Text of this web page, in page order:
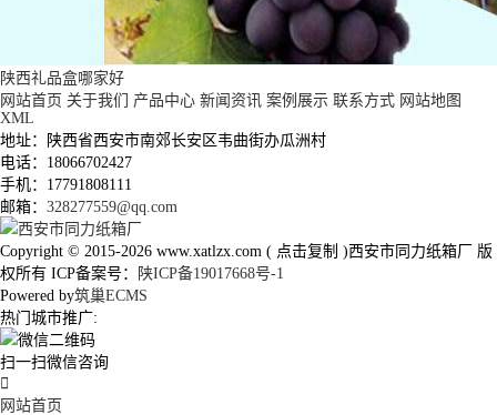
陕西礼品盒哪家好
网站首页 关于我们 产品中心 新闻资讯 案例展示 联系方式 网站地图
XML
地址：陕西省西安市南郊长安区韦曲街办瓜洲村
电话：18066702427
手机：17791808111
邮箱： 328277559@qq.com
Copyright © 2015-2026 www.xatlzx.com ( 点击复制 )西安市同力纸箱厂 版
权所有 ICP备案号：
陕ICP备19017668号-1
Powered by筑巢ECMS
热门城市推广:
扫一扫微信咨询

网站首页